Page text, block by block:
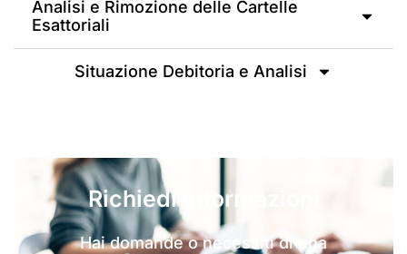
Analisi e Rimozione delle Cartelle
Esattoriali
Situazione Debitoria e Analisi
Richiedi informazioni
Hai domande o necessiti di una